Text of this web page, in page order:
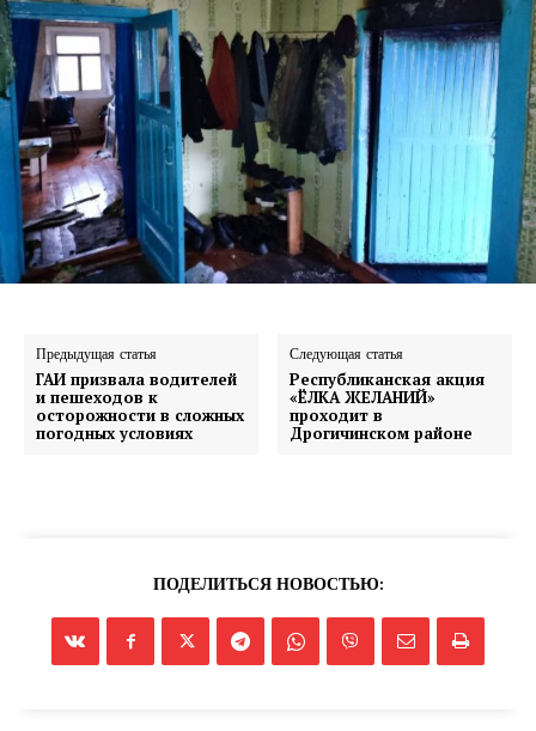
Предыдущая статья
ГАИ призвала водителей
и пешеходов к
осторожности в сложных
погодных условиях
Следующая статья
Республиканская акция
«ЁЛКА ЖЕЛАНИЙ»
проходит в
Дрогичинском районе
ПОДЕЛИТЬСЯ НОВОСТЬЮ: